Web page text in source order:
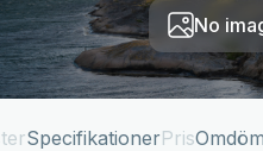
No
SpecifikationerPris